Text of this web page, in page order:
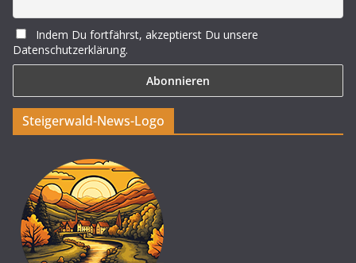
Indem Du fortfährst, akzeptierst Du unsere
Datenschutzerklärung.
Steigerwald-News-Logo